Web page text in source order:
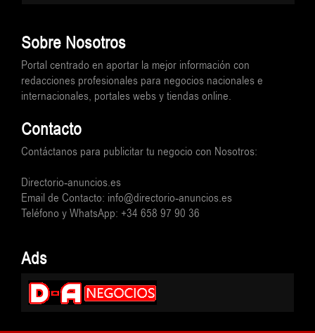
Sobre Nosotros
Portal centrado en aportar la mejor información con
redacciones profesionales para negocios nacionales e
internacionales, portales webs y tiendas online.
Contacto
Contáctanos para publicitar tu negocio con Nosotros:
Directorio-anuncios.es
Email de Contacto: info@directorio-anuncios.es
Teléfono y WhatsApp: +34 658 97 90 36
Ads